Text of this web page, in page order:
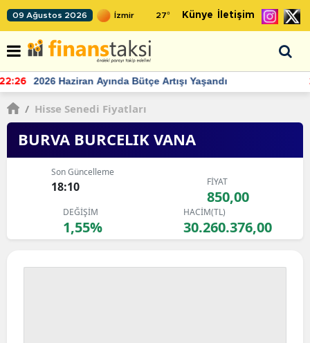
09 Ağustos 2026 27° Künye İletişim
22:24 TCMB'nin rezervlerinde artan momentum devam ediyor
/ Hisse Senedi Fiyatları
BURVA BURCELIK VANA
Son Güncelleme
18:10 FİYAT
850,00
DEĞİŞİM
1,55%
HACİM(TL)
30.260.376,00